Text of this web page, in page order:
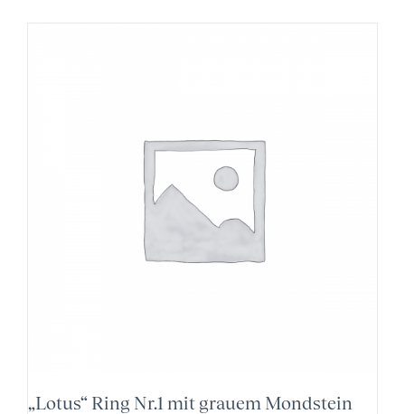
„Lotus“ Ring Nr.1 mit grauem Mondstein